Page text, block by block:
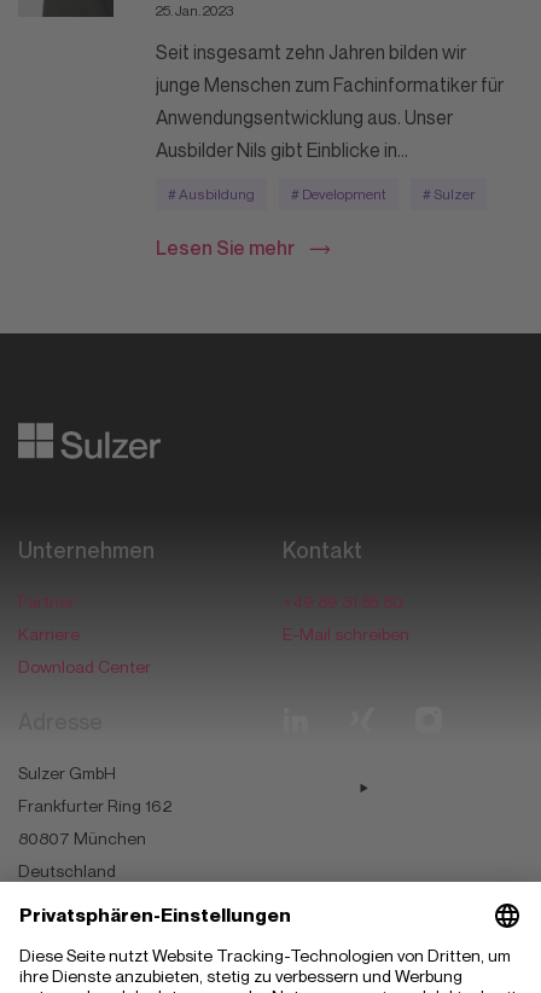
25. Jan. 2023
Seit insgesamt zehn Jahren bilden wir
junge Menschen zum Fachinformatiker für
Anwendungsentwicklung aus. Unser
Ausbilder Nils gibt Einblicke in...
# Ausbildung # Development # Sulzer
Lesen Sie mehr
Unternehmen
Partner
Karriere
Download Center
Kontakt
+49 89 31 85 80
E-Mail schreiben
Sulzer GmbH
Frankfurter Ring 162
80807 München
Deutschland
München Ingolstadt Stuttgart Magdeburg
Budapest
Szeged
Kecskemét Madrid Hyderabad